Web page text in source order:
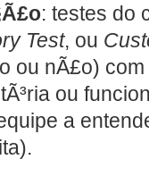
: testes do
Test, ou
ou nÃ£o)
ou
a